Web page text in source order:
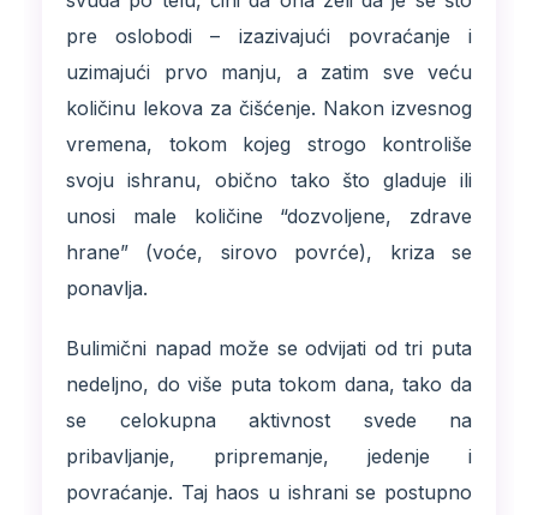
pre oslobodi – izazivajući povraćanje i
uzimajući prvo manju, a zatim sve veću
količinu lekova za čišćenje. Nakon izvesnog
vremena, tokom kojeg strogo kontroliše
svoju ishranu, obično tako što gladuje ili
unosi male količine “dozvoljene, zdrave
hrane” (voće, sirovo povrće), kriza se
ponavlja.
Bulimični napad može se odvijati od tri puta
nedeljno, do više puta tokom dana, tako da
se celokupna aktivnost svede na
pribavljanje, pripremanje, jedenje i
povraćanje. Taj haos u ishrani se postupno